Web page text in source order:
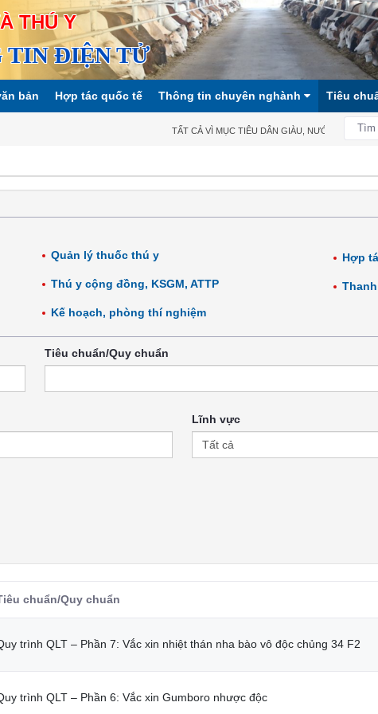
THÚ Y
TIN ĐIỆN TỬ
bản Hợp tác quốc tế Thông tin chuyên nghành Tiêu
TẤT CẢ VÌ MỤC TIÊU DÂN GIÀU, NƯỚC MẠNH, XÃ
Quản lý thuốc thú y
Thú y cộng đồng, KSGM, ATTP
Kế hoạch, phòng thí nghiệm
Hợp
Tiêu chuẩn/Quy chuẩn
Lĩnh vực
chuẩn/Quy chuẩn
trình QLT – Phần 7: Vắc xin nhiệt thán nha bào vô độc chủng 34 F2
trình QLT – Phần 6: Vắc xin Gumboro nhược độc